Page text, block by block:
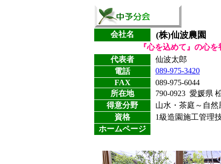
会社名 (株)仙波農園
『心を込めて』の心
代表者
仙波太郎
電話
089-975-3420
FAX
089-975-6044
所在地
790-0923 愛媛県
得意分野
山水・茶庭～自然
資格
1級造園施工管
ホームページ